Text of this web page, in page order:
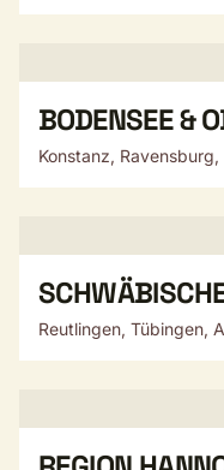
BODENSEE &
Konstanz,
Reutlingen, Tübingen,